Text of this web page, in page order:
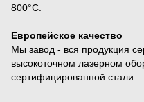
800°С.
Европейское качество
Мы завод - вся продукция
высокоточном лазерном
сертифицированной стали.